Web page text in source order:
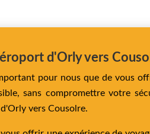
d'Orly vers
pour nous que de vous
sans compromettre votre
vers Cousolre.